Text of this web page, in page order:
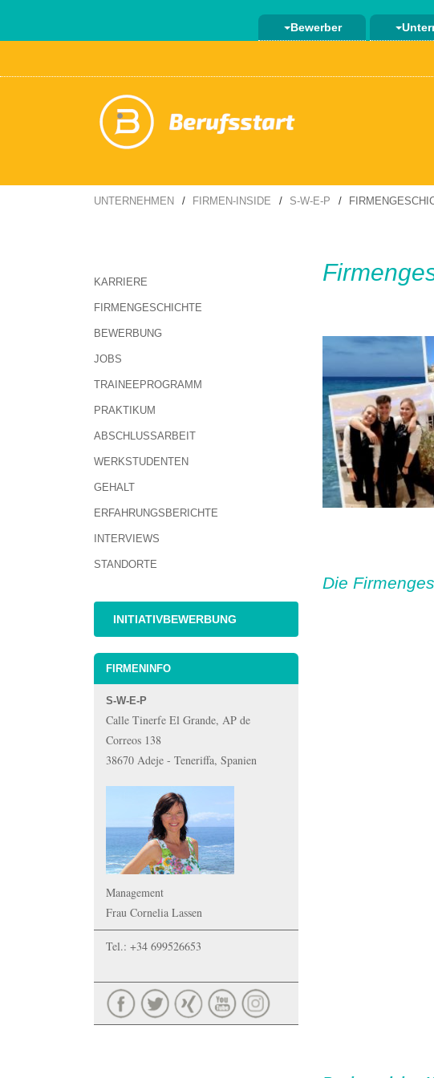
Bewerber
UNTERNEHMEN FIRMEN-INSIDE S-W-E-P
KARRIERE
FIRMENGESCHICHTE
BEWERBUNG
JOBS
TRAINEEPROGRAMM
PRAKTIKUM
ABSCHLUSSARBEIT
WERKSTUDENTEN
GEHALT
ERFAHRUNGSBERICHTE
INTERVIEWS
STANDORTE
INITIATIVBEWERBUNG
FIRMENINFO
S-W-E-P
Calle Tinerfe El Grande, AP de
Correos 138
38670 Adeje - Teneriffa, Spanien
Management
Frau Cornelia Lassen
Tel.: +34 699526653
Die